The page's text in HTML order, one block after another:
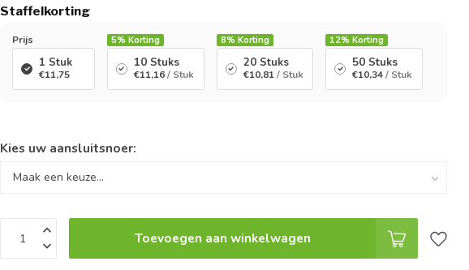
Staffelkorting
Prijs
1 Stuk
€11,75
5% Korting
10 Stuks
€11,16/ Stuk
8% Korting
20 Stuks
€10,81 / Stuk
12% Korting
50 Stuks
€10,34 / Stuk
Kies uw aansluitsnoer:
Toevoegen aan winkelwagen